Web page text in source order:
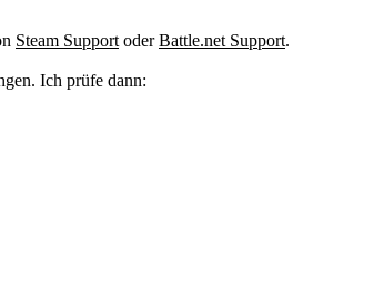
Steam Support oderBattle.net Support.
Ich prüfe dann: